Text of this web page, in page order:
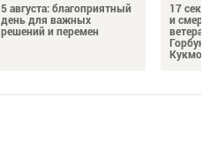
5 августа: благоприятный
день для важных
решений и перемен
17
и